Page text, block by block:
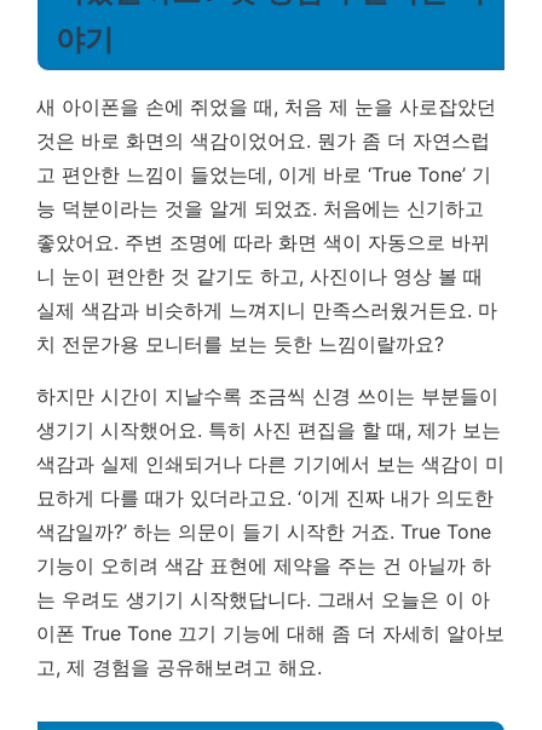
야기
새 아이폰을 손에 쥐었을 때, 처음 제 눈을 사로잡았던
것은 바로 화면의 색감이었어요. 뭔가 좀 더 자연스럽
고 편안한 느낌이 들었는데, 이게 바로 ‘True Tone’ 기
능 덕분이라는 것을 알게 되었죠. 처음에는 신기하고
좋았어요. 주변 조명에 따라 화면 색이 자동으로 바뀌
니 눈이 편안한 것 같기도 하고, 사진이나 영상 볼 때
실제 색감과 비슷하게 느껴지니 만족스러웠거든요. 마
치 전문가용 모니터를 보는 듯한 느낌이랄까요?
하지만 시간이 지날수록 조금씩 신경 쓰이는 부분들이
생기기 시작했어요. 특히 사진 편집을 할 때, 제가 보는
색감과 실제 인쇄되거나 다른 기기에서 보는 색감이 미
묘하게 다를 때가 있더라고요. ‘이게 진짜 내가 의도한
색감일까?’ 하는 의문이 들기 시작한 거죠. True Tone
기능이 오히려 색감 표현에 제약을 주는 건 아닐까 하
는 우려도 생기기 시작했답니다. 그래서 오늘은 이 아
이폰 True Tone 끄기 기능에 대해 좀 더 자세히 알아보
고, 제 경험을 공유해보려고 해요.